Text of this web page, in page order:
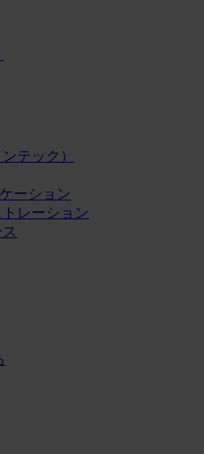
テック）
ーション
レーション